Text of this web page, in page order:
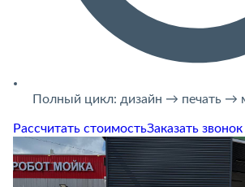
Полный цикл: дизайн → печать →
Рассчитать стоимостьЗаказать звонок